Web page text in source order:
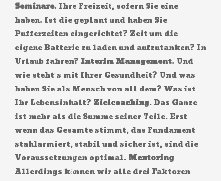
Seminare. Ihre Freizeit, sofern Sie eine
haben. Ist die geplant und haben Sie
Pufferzeiten eingerichtet? Zeit um die
eigene Batterie zu laden und aufzutanken? In
Urlaub fahren? Interim Management. Und
wie steht´s mit Ihrer Gesundheit? Und was
haben Sie als Mensch von all dem? Was ist
Ihr Lebensinhalt? Zielcoaching. Das Ganze
ist mehr als die Summe seiner Teile. Erst
wenn das Gesamte stimmt, das Fundament
stahlarmiert, stabil und sicher ist, sind die
Voraussetzungen optimal. Mentoring
Allerdings können wir alle drei Faktoren